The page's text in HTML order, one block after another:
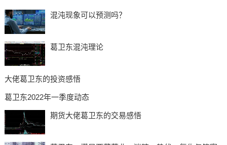
混沌现象可以预测吗？
葛卫东混沌理论
大佬葛卫东的投资感悟
葛卫东2022年一季度动态
期货大佬葛卫东的交易感悟